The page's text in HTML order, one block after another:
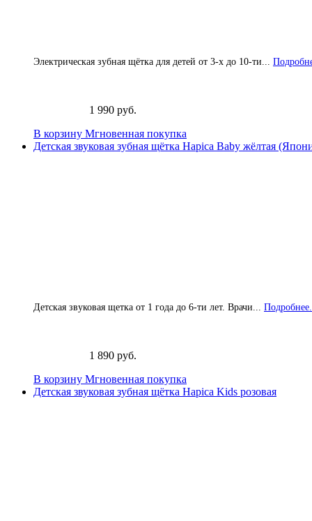
Электрическая зубная щётка для детей от 3-х до 10-ти...
1 990 руб.
В корзину Мгновенная покупка
Детская звуковая зубная щётка Hapica Baby жёлтая
Детская звуковая щетка от 1 года до 6-ти лет. Врачи...
1 890 руб.
В корзину Мгновенная покупка
Детская звуковая зубная щётка Hapica Kids розовая